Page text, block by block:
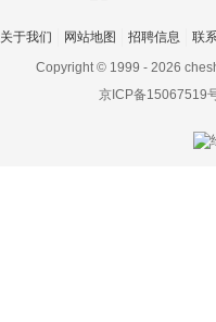
关于我们 网站地图 招聘信息
联
Copyright © 1999 - 2026
京ICP备15067519